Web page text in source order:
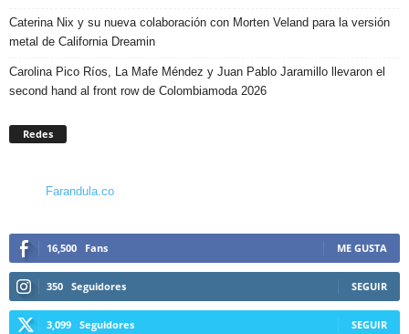
Caterina Nix y su nueva colaboración con Morten Veland para la versión
metal de California Dreamin
Carolina Pico Ríos, La Mafe Méndez y Juan Pablo Jaramillo llevaron el
second hand al front row de Colombiamoda 2026
Redes
Farandula.co
16,500 Fans ME GUSTA
350 Seguidores SEGUIR
3,099 Seguidores SEGUIR